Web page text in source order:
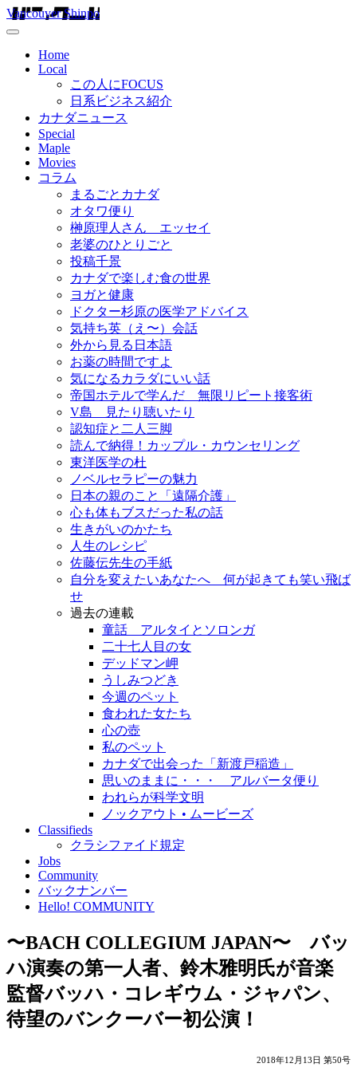
Vancouver Shinpo
Home
Local
この人にFOCUS
日系ビジネス紹介
カナダニュース
Special
Maple
Movies
コラム
まるごとカナダ
オタワ便り
榊原理人さん エッセイ
老婆のひとりごと
投稿千景
カナダで楽しむ食の世界
ヨガと健康
ドクター杉原の医学アドバイス
気持ち英（え〜）会話
外から見る日本語
お薬の時間ですよ
気になるカラダにいい話
帝国ホテルで学んだ 無限リピート接客術
V島 見たり聴いたり
認知症と二人三脚
読んで納得！カップル・カウンセリング
東洋医学の杜
ノベルセラピーの魅力
日本の親のこと「遠隔介護」
心も体もブスだった私の話
生きがいのかたち
人生のレシピ
佐藤伝先生の手紙
自分を変えたいあなたへ 何が起きても笑い飛ば
せ
過去の連載
童話 アルタイとソロンガ
二十七人目の女
デッドマン岬
うしみつどき
今週のペット
食われた女たち
心の壺
私のペット
カナダで出会った「新渡戸稲造」
思いのままに・・・ アルバータ便り
われらが科学文明
ノックアウト • ムービーズ
Classifieds
クラシファイド規定
Jobs
Community
バックナンバー
Hello! COMMUNITY
〜BACH COLLEGIUM JAPAN〜 バッ
ハ演奏の第一人者、鈴木雅明氏が音楽
監督バッハ・コレギウム・ジャパン、
待望のバンクーバー初公演！
2018年12月13日 第50号